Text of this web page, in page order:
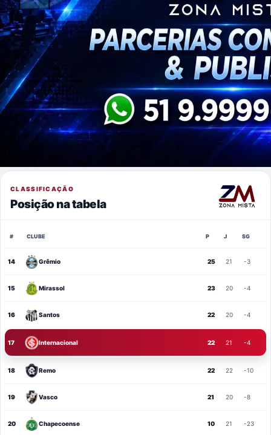
CLASSIFICAÇÃO
Posição na tabela
# CLUBE P J SG
14 Grêmio 25 21 -3
15 Mirassol 23 20 -4
16 Santos 22 20 -4
17 Internacional 22 21 -4
18 Remo 22 22 -10
19 Vasco 21 20 -8
20 Chapecoense 10 21 -23